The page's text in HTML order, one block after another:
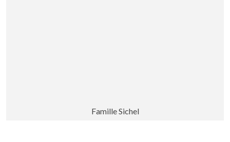
Famille Sichel